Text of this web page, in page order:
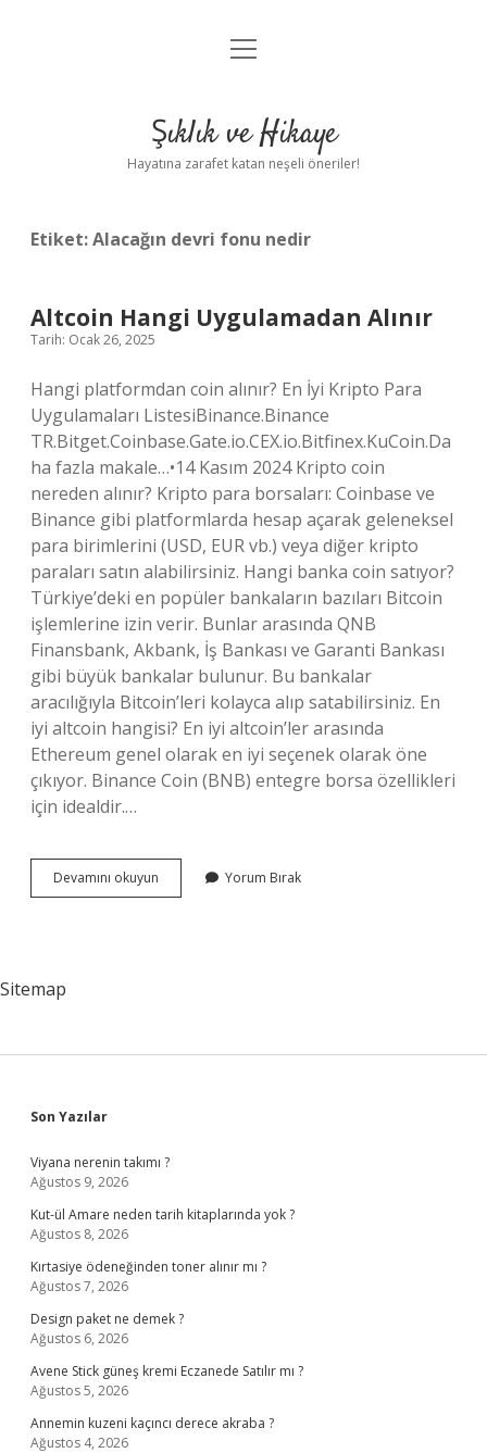
Anasayfa
Yasal Uyarı
menüyü
Şıklık ve Hikaye
Hayatına zarafet katan neşeli öneriler!
Etiket:Alacağın devri fonu nedir
Altcoin Hangi Uygulamadan Alınır
Tarih: Ocak 26, 2025
Hangi platformdan coin alınır? En İyi Kripto Para
Uygulamaları ListesiBinance.Binance
TR.Bitget.Coinbase.Gate.io.CEX.io.Bitfinex.KuCoin.Da
ha fazla makale…•14 Kasım 2024 Kripto coin
nereden alınır? Kripto para borsaları: Coinbase ve
Binance gibi platformlarda hesap açarak geleneksel
para birimlerini (USD, EUR vb.) veya diğer kripto
paraları satın alabilirsiniz. Hangi banka coin satıyor?
Türkiye’deki en popüler bankaların bazıları Bitcoin
işlemlerine izin verir. Bunlar arasında QNB
Finansbank, Akbank, İş Bankası ve Garanti Bankası
gibi büyük bankalar bulunur. Bu bankalar
aracılığıyla Bitcoin’leri kolayca alıp satabilirsiniz. En
iyi altcoin hangisi? En iyi altcoin’ler arasında
Ethereum genel olarak en iyi seçenek olarak öne
çıkıyor. Binance Coin (BNB) entegre borsa özellikleri
için idealdir.…
Devamını okuyun
Hangi
Yorum Bırak
Sitemap
Sidebar
Son Yazılar
Viyana nerenin takımı ?
Ağustos 9, 2026
Kut-ül Amare neden tarih kitaplarında yok ?
Ağustos 8, 2026
Kırtasiye ödeneğinden toner alınır mı ?
Ağustos 7, 2026
Design paket ne demek ?
Ağustos 6, 2026
Avene Stick güneş kremi Eczanede Satılır mı ?
Ağustos 5, 2026
Annemin kuzeni kaçıncı derece akraba ?
Ağustos 4, 2026